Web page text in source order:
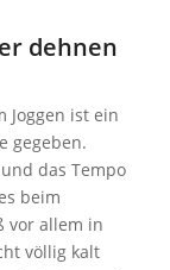
dehnen
Joggen ist ein
gegeben.
das Tempo
beim
vor allem in
völlig kalt